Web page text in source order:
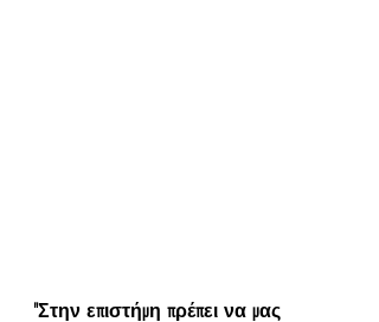
"Στην επιστήμη πρέπει να μας